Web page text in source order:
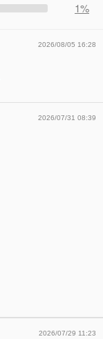
1%
2026/08/05 16:28
2026/07/31 08:39
2026/07/29 11:23